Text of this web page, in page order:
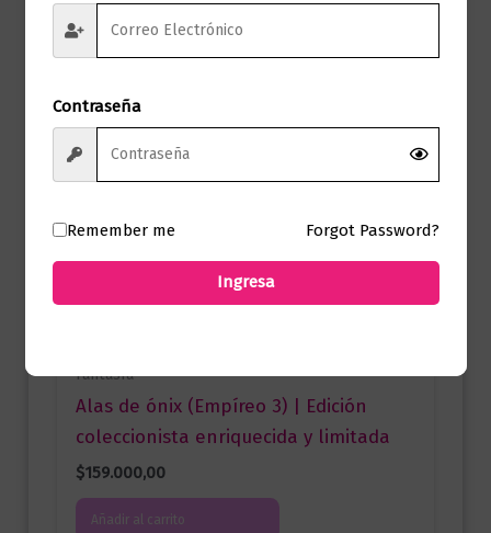
Fantasía
Alas de ónix (Empíreo 3) | Edición
coleccionista enriquecida y limitada
$159.000,00
Añadir al carrito
Contraseña
Remember me Forgot Password?
Ingresa